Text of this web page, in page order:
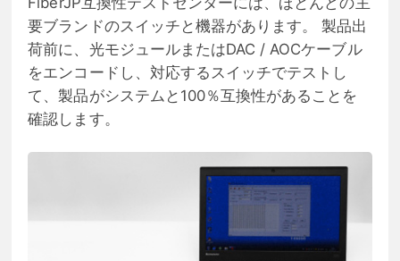
要ブランドのスイッチと機器があります。 製品出
荷前に、光モジュールまたはDAC / AOCケーブル
をエンコードし、対応するスイッチでテストし
て、製品がシステムと100％互換性があることを
確認します。